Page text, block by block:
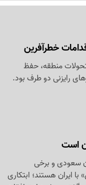
خطرآفرین
منطقه، حفظ
رایزنی دو طرف بود.
است
سعودی و برخی
ایران هستند؛ ابتکاری